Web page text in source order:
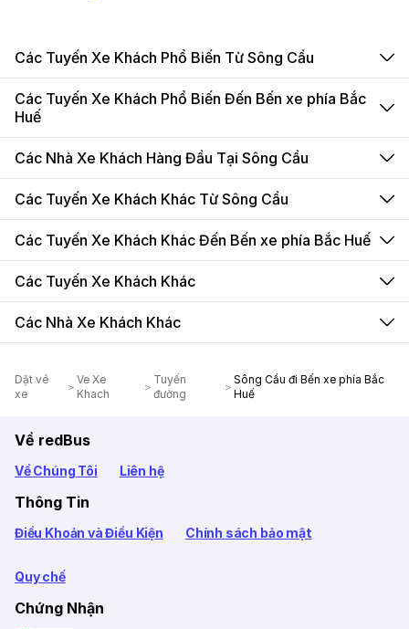
Các Tuyến Xe Khách Phổ Biến Từ Sông Cầu
Các Tuyến Xe Khách Phổ Biến Đến Bến xe phía Bắc
Huế
Các Nhà Xe Khách Hàng Đầu Tại Sông Cầu
Các Tuyến Xe Khách Khác Từ Sông Cầu
Các Tuyến Xe Khách Khác Đến Bến xe phía Bắc Huế
Các Tuyến Xe Khách Khác
Các Nhà Xe Khách Khác
Dặt vé
xe
Ve Xe
Khach
Tuyến
đường
Sông Cầu đi Bến xe phía Bắc
Huế
Về redBus
Về Chúng Tôi Liên hệ
Thông Tin
Điều Khoản và Điều Kiện Chính sách bảo mật
Quy chế
Chứng Nhận